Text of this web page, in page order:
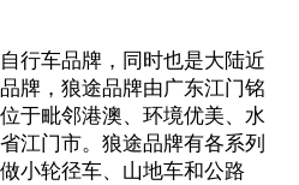
行车品牌，同时也是大陆近
牌，狼途品牌由广东江门铭
于毗邻港澳、环境优美、水
江门市。狼途品牌有各系列
小轮径车、山地车和公路